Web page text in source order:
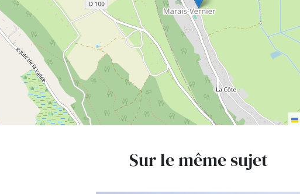
Sur le même sujet